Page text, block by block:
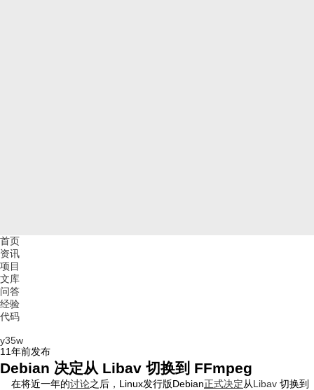
首页
资讯
项目
文库
问答
经验
代码
y35w
11年前发布
Debian 决定从 Libav 切换到 FFmpeg
在将近一年的讨论之后，Linux发行版Debian正式决定从Libav 切换到